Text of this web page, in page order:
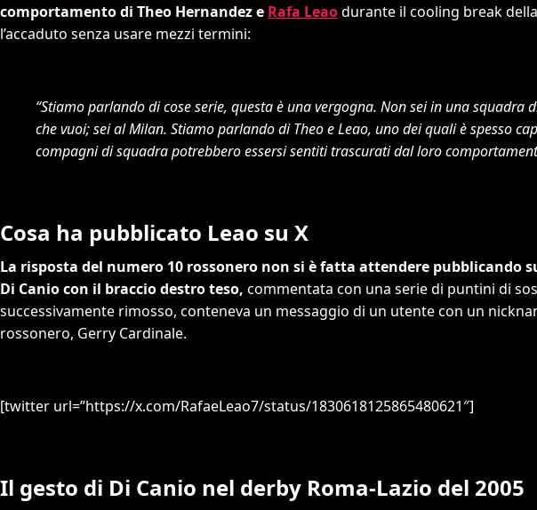
comportamento di Theo Hernandez e Rafa Leaodurante il cooling break
l’accaduto senza usare mezzi termini:
“Stiamo parlando di cose serie, questa è una vergogna. Non sei in una squadra
che vuoi; sei al Milan. Stiamo parlando di Theo e Leao, uno dei quali è spesso
compagni di squadra potrebbero essersi sentiti trascurati dal loro
Cosa ha pubblicato Leao su X
La risposta del numero 10 rossonero non si è fatta attendere pubblicando
Di Canio con il braccio destro teso, commentata con una serie di puntini di
successivamente rimosso, conteneva un messaggio di un utente con un
rossonero, Gerry Cardinale.
[twitter url=”https://x.com/RafaeLeao7/status/1830618125865480621″]
Il gesto di Di Canio nel derby Roma-Lazio del 2005